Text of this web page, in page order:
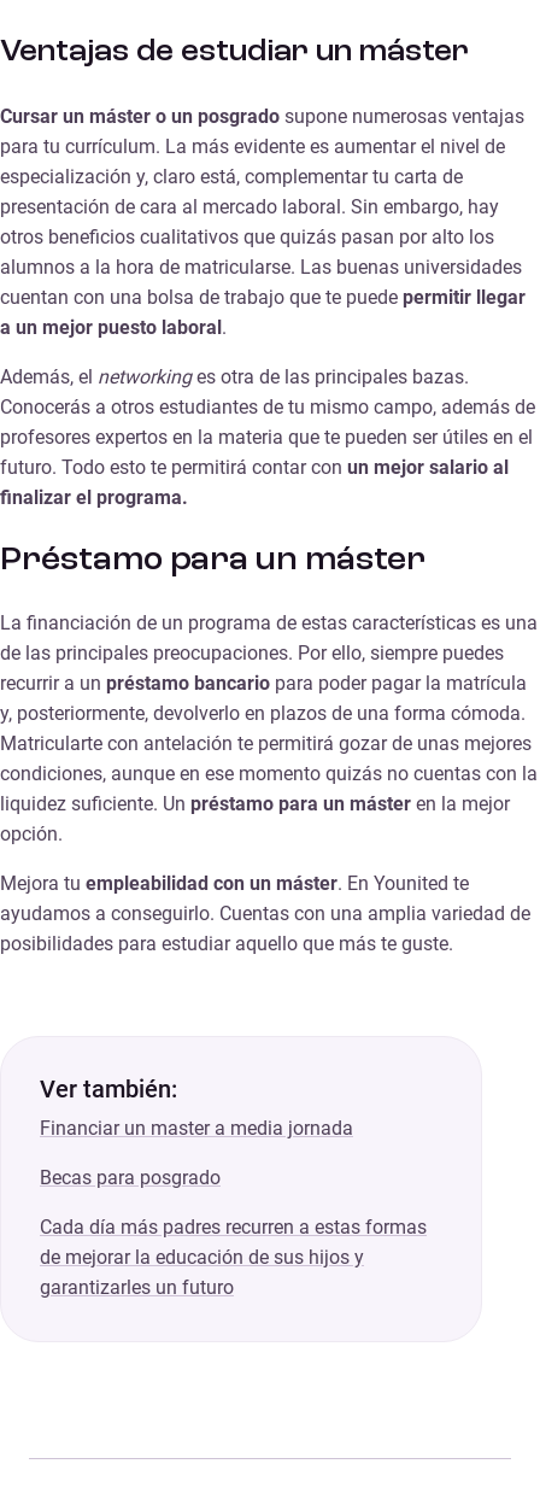
Ventajas de estudiar un máster
Cursar un máster o un posgrado supone numerosas ventajas
para tu currículum. La más evidente es aumentar el nivel de
especialización y, claro está, complementar tu carta de
presentación de cara al mercado laboral. Sin embargo, hay
otros beneficios cualitativos que quizás pasan por alto los
alumnos a la hora de matricularse. Las buenas universidades
cuentan con una bolsa de trabajo que te puede permitir llegar
a un mejor puesto laboral .
Además, el networking es otra de las principales bazas.
Conocerás a otros estudiantes de tu mismo campo, además de
profesores expertos en la materia que te pueden ser útiles en el
futuro. Todo esto te permitirá contar con un mejor salario al
finalizar el programa.
Préstamo para un máster
La financiación de un programa de estas características es una
de las principales preocupaciones. Por ello, siempre puedes
recurrir a un préstamo bancario para poder pagar la matrícula
y, posteriormente, devolverlo en plazos de una forma cómoda.
Matricularte con antelación te permitirá gozar de unas mejores
condiciones, aunque en ese momento quizás no cuentas con la
liquidez suficiente. Un préstamo para un máster en la mejor
opción.
Mejora tu empleabilidad con un máster. En Younited te
ayudamos a conseguirlo. Cuentas con una amplia variedad de
posibilidades para estudiar aquello que más te guste.
Ver también:
Financiar un master a media jornada
Becas para posgrado
Cada día más padres recurren a estas formas
de mejorar la educación de sus hijos y
garantizarles un futuro